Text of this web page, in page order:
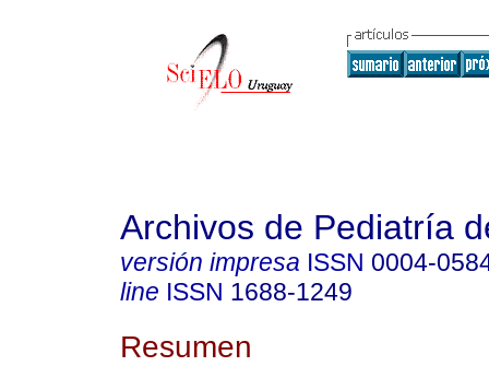
Archivos de Pediatría
versión impresa ISSN 0004-
line ISSN 1688-1249
Resumen